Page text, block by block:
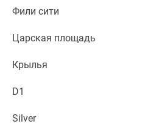
Контакты
Машино-
места
Фили сити
Царская площадь
Крылья
D1
Silver